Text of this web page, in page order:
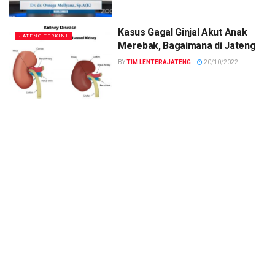
JATENG TERKINI
Kasus Gagal Ginjal Akut Anak
Merebak, Bagaimana di Jateng
BYTIM LENTERAJATENG 20/10/2022